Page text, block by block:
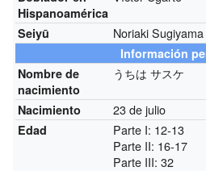
Hispanoamérica
Seiyū Noriaki Sugiyama
Información
Nombre de
nacimiento
うちは サスケ
Nacimiento 23 de julio
Edad
Parte I: 12-13
Parte II: 16-17
Parte III: 32